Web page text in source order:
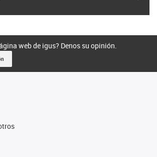
web de igus? Denos su opinión.